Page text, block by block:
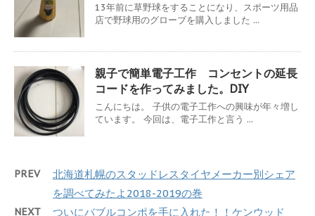
13年前に草野球をすることになり、スポーツ用品
店で野球用のグローブを購入しました ...
親子で簡単電子工作 コンセントの延長
コードを作ってみました。DIY
こんにちは。 子供の電子工作への興味が年々増し
ています。 今回は、電子工作と言う ...
PREV
北海道札幌のスタッドレスタイヤメーカー別シェア
を調べてみたよ2018-2019の巻
NEXT
ついにバブルコンポを手に入れた！！ケンウッド